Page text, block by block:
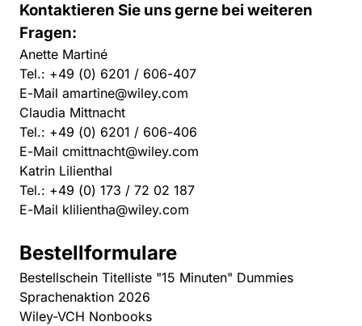
Kontaktieren Sie uns gerne bei weiteren
Fragen:
Anette Martiné
Tel.: +49 (0) 6201 / 606-407
E-Mail amartine@wiley.com
Claudia Mittnacht
Tel.: +49 (0) 6201 / 606-406
E-Mail cmittnacht@wiley.com
Katrin Lilienthal
Tel.: +49 (0) 173 / 72 02 187
E-Mail klilientha@wiley.com
Bestellformulare
Bestellschein Titelliste "15 Minuten" Dummies
Sprachenaktion 2026
Wiley-VCH Nonbooks